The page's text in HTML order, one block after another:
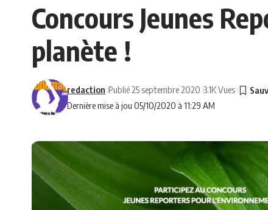
Concours Jeunes
planète !
Dernière mise à jou 05/10/2020 à 11:29 AM
redaction Publié 25 septembre 2020 3.1K Vues